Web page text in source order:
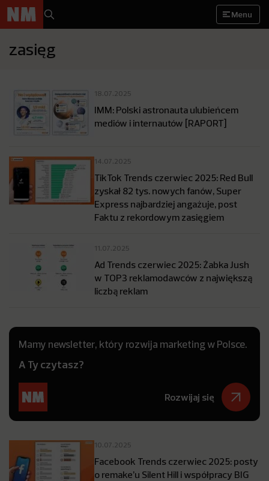
Menu
zasięg
18.07.2025
IMM: Polski astronauta ulubieńcem
mediów i internautów [RAPORT]
14.07.2025
TikTok Trends czerwiec 2025: Red Bull
zyskał 82 tys. nowych fanów, Super
Express najbardziej angażuje, post
Faktu z rekordowym zasięgiem
11.07.2025
Ad Trends czerwiec 2025: Żabka Jush
w TOP3 reklamodawców z największą
liczbą reklam
Mamy newsletter, który rozwija marketing w Polsce.
A Ty czytasz?
Rozwijaj się
10.07.2025
Facebook Trends czerwiec 2025: posty
o remake’u Silent Hill i współpracy BIG